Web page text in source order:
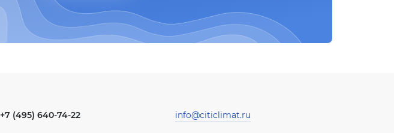
+7 (495) 640-74-22 info@citiclimat.ru